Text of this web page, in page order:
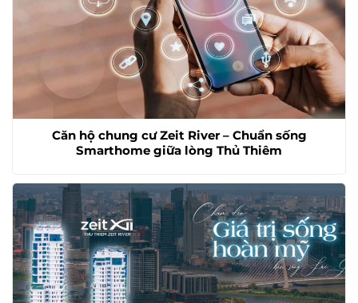
Căn hộ chung cư Zeit River – Chuẩn sống
Smarthome giữa lòng Thủ Thiêm